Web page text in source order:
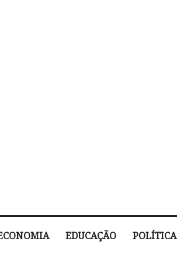
EDUCAÇÃO POLÍTICA